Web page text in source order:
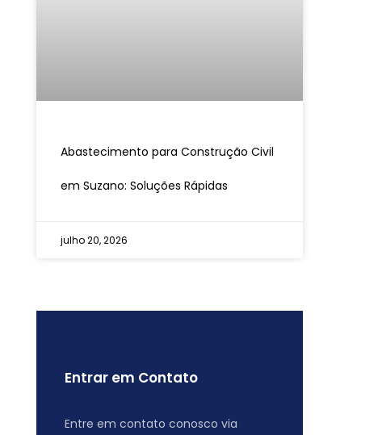
Abastecimento para Construção Civil
em Suzano: Soluções Rápidas
julho 20, 2026
Entrar em Contato
Entre em contato conosco via